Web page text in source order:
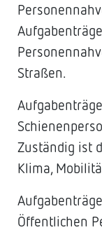
Straßen.
Zuständig ist
Klima,
Öffentlichen